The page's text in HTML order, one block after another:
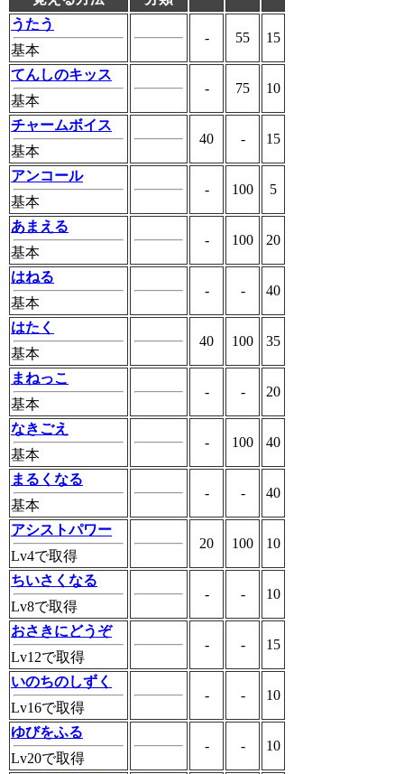
うたう
基本
- 55 15
てんしのキッス
基本
- 75 10
チャームボイス
基本
40 - 15
アンコール
基本
- 100 5
あまえる
基本
- 100 20
はねる
基本
- - 40
はたく
基本
40 100 35
まねっこ
基本
- - 20
なきごえ
基本
- 100 40
まるくなる
基本
- - 40
アシストパワー
Lv4で取得
20 100 10
ちいさくなる
Lv8で取得
- - 10
おさきにどうぞ
Lv12で取得
- - 15
いのちのしずく
Lv16で取得
- - 10
ゆびをふる
Lv20で取得
- - 10